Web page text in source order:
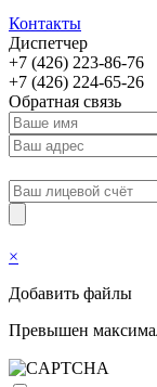
Контакты
Диспетчер
+7 (426) 223-86-76
+7 (426) 224-65-26
Обратная связь
×
Добавить файлы
Превышен